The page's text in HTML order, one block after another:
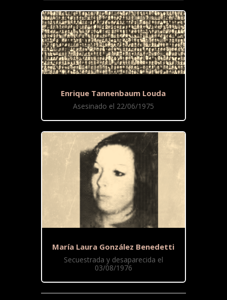
Enrique Tannenbaum Louda
Asesinado el 22/06/1975
María Laura González Benedetti
Secuestrada y desaparecida el
03/08/1976